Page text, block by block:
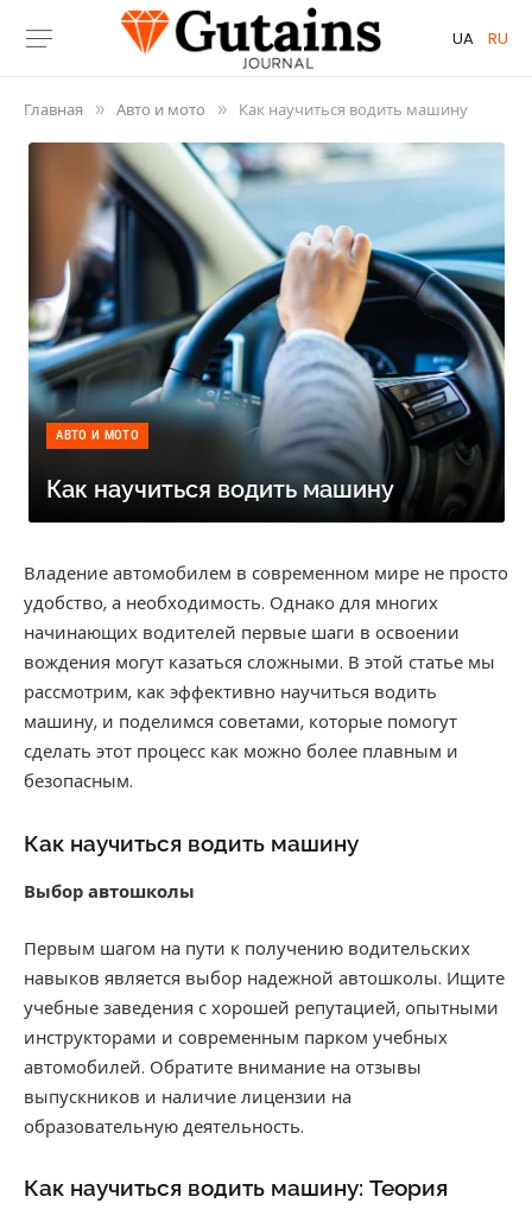
UA RU
Главная » Авто и мото » Как научиться водить машину
АВТО И МОТО
Как научиться водить машину
Владение автомобилем в современном мире не просто
удобство, а необходимость. Однако для многих
начинающих водителей первые шаги в освоении
вождения могут казаться сложными. В этой статье мы
рассмотрим, как эффективно научиться водить
машину, и поделимся советами, которые помогут
сделать этот процесс как можно более плавным и
безопасным.
Как научиться водить машину
Выбор автошколы
Первым шагом на пути к получению водительских
навыков является выбор надежной автошколы. Ищите
учебные заведения с хорошей репутацией, опытными
инструкторами и современным парком учебных
автомобилей. Обратите внимание на отзывы
выпускников и наличие лицензии на
образовательную деятельность.
Как научиться водить машину: Теория